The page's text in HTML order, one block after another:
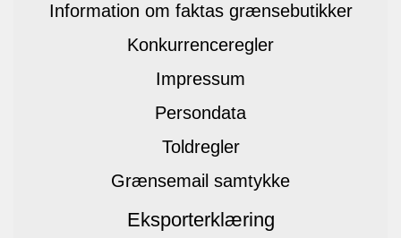
Information om faktas grænsebutikker
Konkurrenceregler
Impressum
Persondata
Toldregler
Grænsemail samtykke
Eksporterklæring